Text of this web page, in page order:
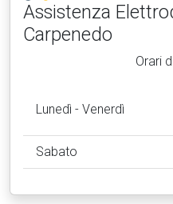
Assistenza
Carpenedo
Orari
Lunedì - Venerdì
Sabato